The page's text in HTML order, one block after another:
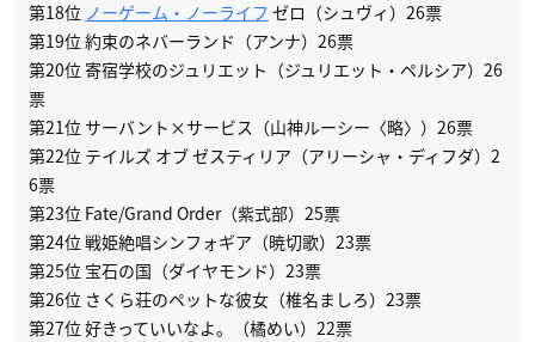
第18位 ノーゲーム・ノーライフ ゼロ（シュヴィ）26票
第19位 約束のネバーランド（アンナ）26票
第20位 寄宿学校のジュリエット（ジュリエット・ペルシア）26
票
第21位 サーバント×サービス（山神ルーシー〈略〉）26票
第22位 テイルズ オブ ゼスティリア（アリーシャ・ディフダ）2
6票
第23位 Fate/Grand Order（紫式部）25票
第24位 戦姫絶唱シンフォギア（暁切歌）23票
第25位 宝石の国（ダイヤモンド）23票
第26位 さくら荘のペットな彼女（椎名ましろ）23票
第27位 好きっていいなよ。（橘めい）22票